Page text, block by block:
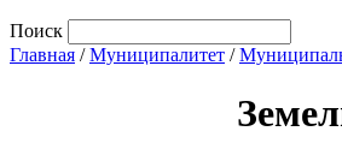
Поиск
Главная /Муниципалитет /